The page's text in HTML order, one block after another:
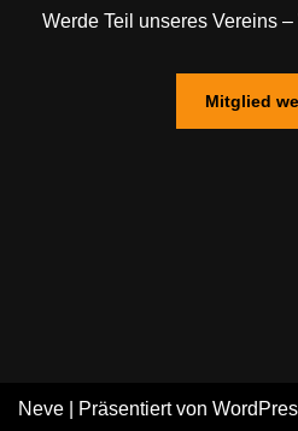
Werde Teil unseres Vereins
Mitglied
Neve | Präsentiert von